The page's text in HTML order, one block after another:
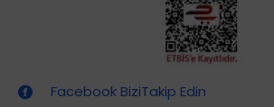
Facebook BiziTakip Edin